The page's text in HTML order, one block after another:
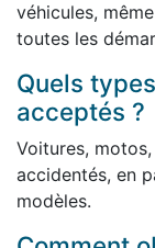
véhicules,
toutes les
Quels
acceptés ?
Voitures,
accidentés, en
modèles.